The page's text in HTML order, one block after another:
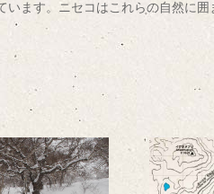
います。ニセコはこれらの自然に